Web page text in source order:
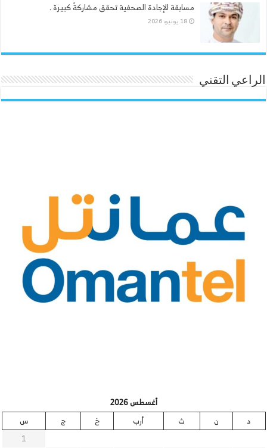
مسابقة الإجادة الصحفية تحقق مشاركةً كبيرة .
18 يونيو، 2026
الراعي التقني
أغسطس 2026
د
ن ث أرب خ ج
س
1